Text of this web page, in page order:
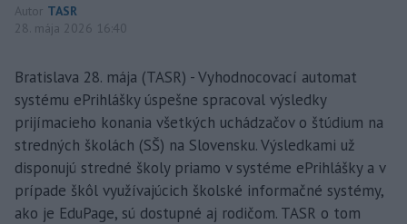
Autor TASR
28. mája 2026 16:40
Bratislava 28. mája (TASR) - Vyhodnocovací automat
systému ePrihlášky úspešne spracoval výsledky
prijímacieho konania všetkých uchádzačov o štúdium na
stredných školách (SŠ) na Slovensku. Výsledkami už
disponujú stredné školy priamo v systéme ePrihlášky a v
prípade škôl využívajúcich školské informačné systémy,
ako je EduPage, sú dostupné aj rodičom. TASR o tom